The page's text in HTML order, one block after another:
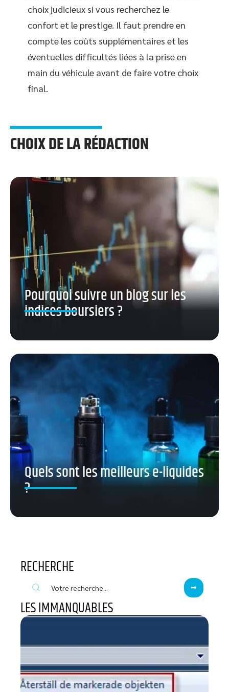
choix judicieux si vous recherchez le
confort et le prestige. Il faut prendre en
compte les coûts supplémentaires et les
éventuelles difficultés liées à la prise en
main du véhicule avant de faire votre choix
final.
CHOIX DE LA RÉDACTION
Pourquoi suivre un blog sur les
indices boursiers ?
Quels sont les meilleurs e-liquides
?
RECHERCHE
LES IMMANQUABLES